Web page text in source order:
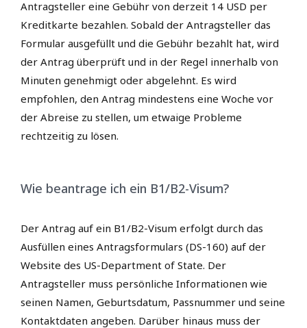
Antragsteller eine Gebühr von derzeit 14 USD per
Kreditkarte bezahlen. Sobald der Antragsteller das
Formular ausgefüllt und die Gebühr bezahlt hat, wird
der Antrag überprüft und in der Regel innerhalb von
Minuten genehmigt oder abgelehnt. Es wird
empfohlen, den Antrag mindestens eine Woche vor
der Abreise zu stellen, um etwaige Probleme
rechtzeitig zu lösen.
Wie beantrage ich ein B1/B2-Visum?
Der Antrag auf ein B1/B2-Visum erfolgt durch das
Ausfüllen eines Antragsformulars (DS-160) auf der
Website des US-Department of State. Der
Antragsteller muss persönliche Informationen wie
seinen Namen, Geburtsdatum, Passnummer und seine
Kontaktdaten angeben. Darüber hinaus muss der